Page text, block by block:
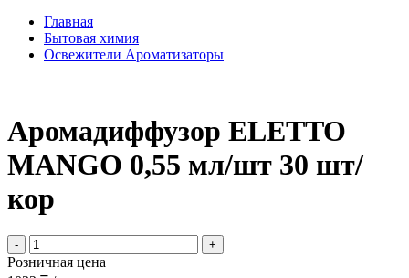
Главная
Бытовая химия
Освежители Ароматизаторы
Аромадиффузор ELETTO
MANGO 0,55 мл/шт 30 шт/
кор
- +
Розничная цена